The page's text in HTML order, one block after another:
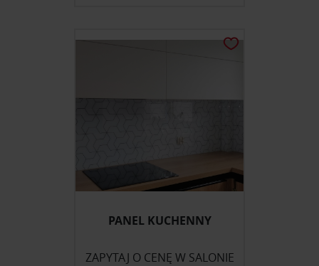
PANEL KUCHENNY
ZAPYTAJ O CENĘ W SALONIE